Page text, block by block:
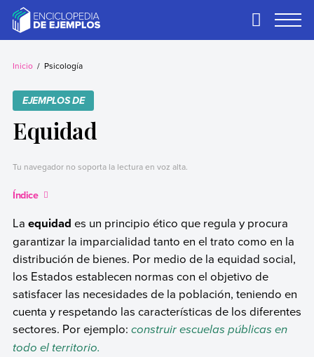
contentEjemplos
Necesitas ejemplos.
Primary
Inicio Psicología
EJEMPLOS DE
Equidad
Tu navegador no soporta la lectura en voz alta.
Índice
La equidad es un principio ético que regula y procura
garantizar la imparcialidad tanto en el trato como en la
distribución de bienes. Por medio de la equidad social,
los Estados establecen normas con el objetivo de
satisfacer las necesidades de la población, teniendo en
cuenta y respetando las características de los diferentes
sectores. Por ejemplo: construir escuelas públicas en
todo el territorio.